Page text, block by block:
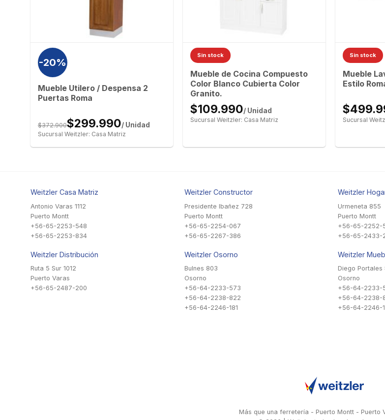
-20%
Mueble Utilero / Despensa 2
Puertas Roma
$372.900$299.990/ Unidad
Sucursal Weitzler: Casa Matriz
Sin stock
Mueble de Cocina Compuesto
Color Blanco Cubierta Color
Granito.
$109.990/ Unidad
Sucursal Weitzler: Casa Matriz
Sin stock
Mueble
Estilo
Sucursal
Weitzler Casa Matriz
Antonio Varas 1112
Puerto Montt
+56-65-2253-548
+56-65-2253-834
Weitzler Distribución
Ruta 5 Sur 1012
Puerto Varas
+56-65-2487-200
Weitzler Constructor
Presidente Ibañez 728
Puerto Montt
+56-65-2254-067
+56-65-2267-386
Weitzler Osorno
Bulnes 803
Osorno
+56-64-2233-573
+56-64-2238-822
+56-64-2246-181
Weitzler
Urmeneta 855
Puerto Montt
+56-65-2252-
+56-65-2433-
Weitzler
Diego Portales
Osorno
+56-64-2233-
+56-64-2238-
+56-64-2246-
Más que una ferretería - Puerto Montt - Puerto